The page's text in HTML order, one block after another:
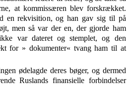
at kommissæren blev forskrækket.
en rekvisition, og han gav sig til på
men så var der en, der gjorde ham
var da­teret og stemplet, og den
for » dokumenter« tvang ham til at
ødelagde deres bøger, og dermed
Ruslands fi­nansielle forbindelser